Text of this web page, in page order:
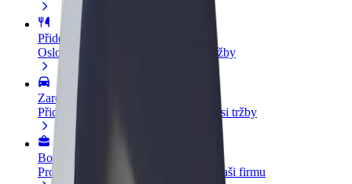
Přidejte restauraci nebo obchod
Oslovte více zákazníků a zvyšte si tržby
Zaregistrujte se jako flotilový partner
Přidejte svou flotilu k Boltu a zvyšte si tržby
Bolt for Business
Produkty a služby Boltu přesně pro vaši firmu